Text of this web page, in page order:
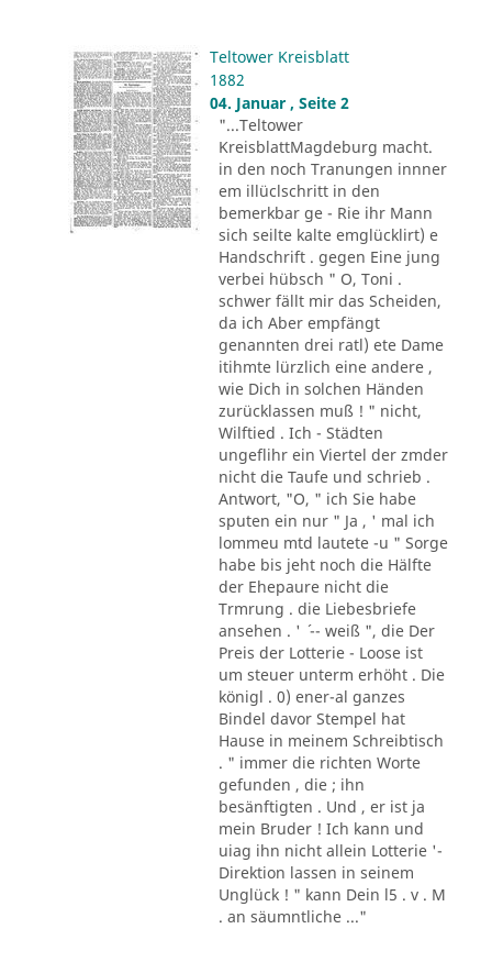
Teltower Kreisblatt
1882
04. Januar , Seite 2
"...Teltower
KreisblattMagdeburg macht.
in den noch Tranungen innner
em illüclschritt in den
bemerkbar ge - Rie ihr Mann
sich seilte kalte emglücklirt) e
Handschrift . gegen Eine jung
verbei hübsch " O, Toni .
schwer fällt mir das Scheiden,
da ich Aber empfängt
genannten drei ratl) ete Dame
itihmte lürzlich eine andere ,
wie Dich in solchen Händen
zurücklassen muß ! " nicht,
Wilftied . Ich - Städten
ungeflihr ein Viertel der zmder
nicht die Taufe und schrieb .
Antwort, "O, " ich Sie habe
sputen ein nur " Ja , ' mal ich
lommeu mtd lautete -u " Sorge
habe bis jeht noch die Hälfte
der Ehepaure nicht die
Trmrung . die Liebesbriefe
ansehen . ' ´ -- weiß ", die Der
Preis der Lotterie - Loose ist
um steuer unterm erhöht . Die
königl . 0) ener-al ganzes
Bindel davor Stempel hat
Hause in meinem Schreibtisch
. " immer die richten Worte
gefunden , die ; ihn
besänftigten . Und , er ist ja
mein Bruder ! Ich kann und
uiag ihn nicht allein Lotterie '-
Direktion lassen in seinem
Unglück ! " kann Dein l5 . v . M
. an säumntliche ..."